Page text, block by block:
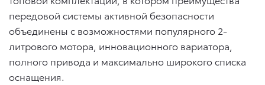
передовой системы активной безопасности
объединены с возможностями популярного 2-
литрового мотора, инновационного вариатора,
полного привода и максимально широкого списка
оснащения.